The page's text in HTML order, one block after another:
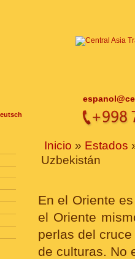
Inicio » Estados
Uzbekistán
En el Oriente
el Oriente
perlas del
de culturas. No